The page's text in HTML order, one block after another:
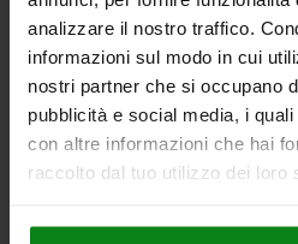
analizzare il nostro traffico.
informazioni sul modo in cui
nostri partner che si occupano
pubblicità e social media, i
con altre informazioni che hai
raccolto dal tuo utilizzo dei loro
CAD
SCARICARE
Altri clienti